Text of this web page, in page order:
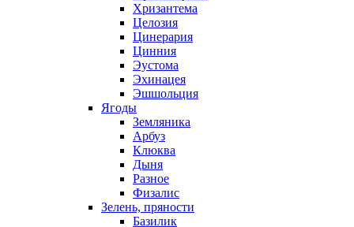
Хризантема
Целозия
Цинерария
Цинния
Эустома
Эхинацея
Эшшольция
Ягоды
Земляника
Арбуз
Клюква
Дыня
Разное
Физалис
Зелень, пряности
Базилик